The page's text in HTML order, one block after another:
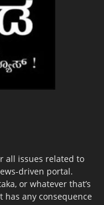
all issues related to
driven portal.
or whatever that’s
any consequence